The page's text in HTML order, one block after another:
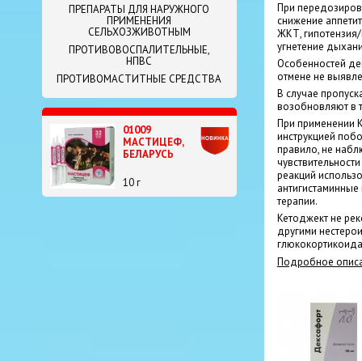
ПРЕПАРАТЫ ДЛЯ НАРУЖНОГО
ПРИМЕНЕНИЯ
СЕЛЬХОЗЖИВОТНЫМ
ПРОТИВОВОСПАЛИТЕЛЬНЫЕ,
НПВС
ПРОТИВОМАСТИТНЫЕ СРЕДСТВА
01009
МАСТИЦЕФ,
БЕЛАРУСЬ
10 г
При
снижение
ЖКТ, гипотензия/
угнетение
Особенностей
отмене не
В случае
возобновляют в
При применении
инструкцией
правило, не
реакций
терапии.
Кетоджект не
другими
Подробное